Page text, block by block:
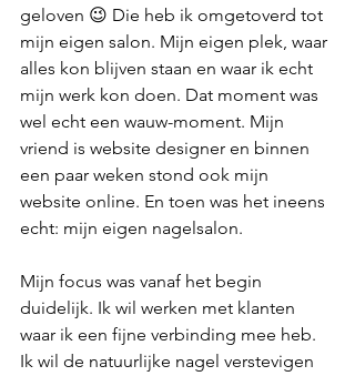
geloven 😉 Die heb ik omgetoverd tot
mijn eigen salon. Mijn eigen plek, waar
alles kon blijven staan en waar ik echt
mijn werk kon doen. Dat moment was
wel echt een wauw-moment. Mijn
vriend is website designer en binnen
een paar weken stond ook mijn
website online. En toen was het ineens
echt: mijn eigen nagelsalon.
Mijn focus was vanaf het begin
duidelijk. Ik wil werken met klanten
waar ik een fijne verbinding mee heb.
Ik wil de natuurlijke nagel verstevigen